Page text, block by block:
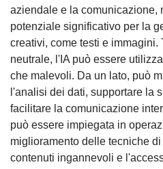
aziendale e la comunicazione,
potenziale significativo per la
creativi, come testi e immagini.
neutrale, l'IA può essere
che malevoli. Da un lato, può
l'analisi dei dati, supportare la
facilitare la comunicazione
può essere impiegata in
miglioramento delle tecniche
contenuti ingannevoli e